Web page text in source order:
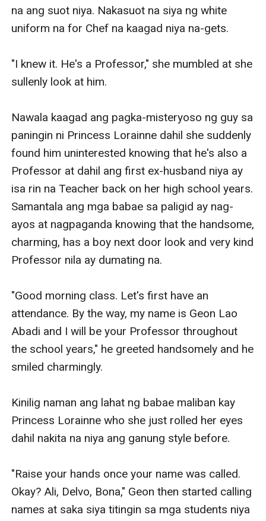
na ang suot niya. Nakasuot na siya ng white
uniform na for Chef na kaagad niya na-gets.
"I knew it. He's a Professor," she mumbled at she
sullenly look at him.
Nawala kaagad ang pagka-misteryoso ng guy sa
paningin ni Princess Lorainne dahil she suddenly
found him uninterested knowing that he's also a
Professor at dahil ang first ex-husband niya ay
isa rin na Teacher back on her high school years.
Samantala ang mga babae sa paligid ay nag-
ayos at nagpaganda knowing that the handsome,
charming, has a boy next door look and very kind
Professor nila ay dumating na.
"Good morning class. Let's first have an
attendance. By the way, my name is Geon Lao
Abadi and I will be your Professor throughout
the school years," he greeted handsomely and he
smiled charmingly.
Kinilig naman ang lahat ng babae maliban kay
Princess Lorainne who she just rolled her eyes
dahil nakita na niya ang ganung style before.
"Raise your hands once your name was called.
Okay? Ali, Delvo, Bona," Geon then started calling
names at saka siya titingin sa mga students niya